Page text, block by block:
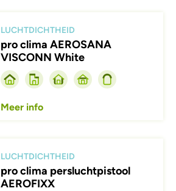
LUCHTDICHTHEID
pro clima AEROSANA
VISCONN White
Meer info
LUCHTDICHTHEID
pro clima persluchtpistool
AEROFIXX